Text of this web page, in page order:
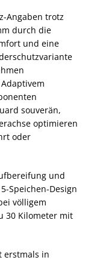
Angaben trotz
durch die
und eine
souverän,
optimieren
oder
und
Speichen-Design
völligem
30 Kilometer mit
erstmals in